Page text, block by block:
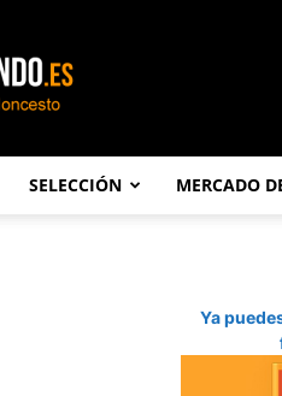
SELECCIÓN MERCADO
Ya